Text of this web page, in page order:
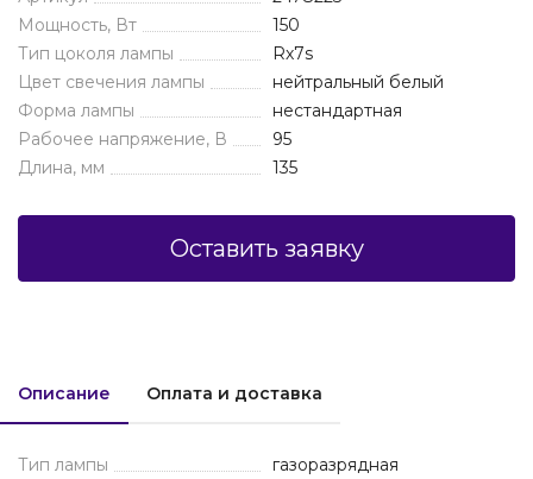
Мощность, Вт
150
Тип цоколя лампы
Rх7s
Цвет свечения лампы
нейтральный белый
Форма лампы
нестандартная
Рабочее напряжение, В
95
Длина, мм
135
Оставить заявку
Описание Оплата и доставка
Тип лампы
газоразрядная